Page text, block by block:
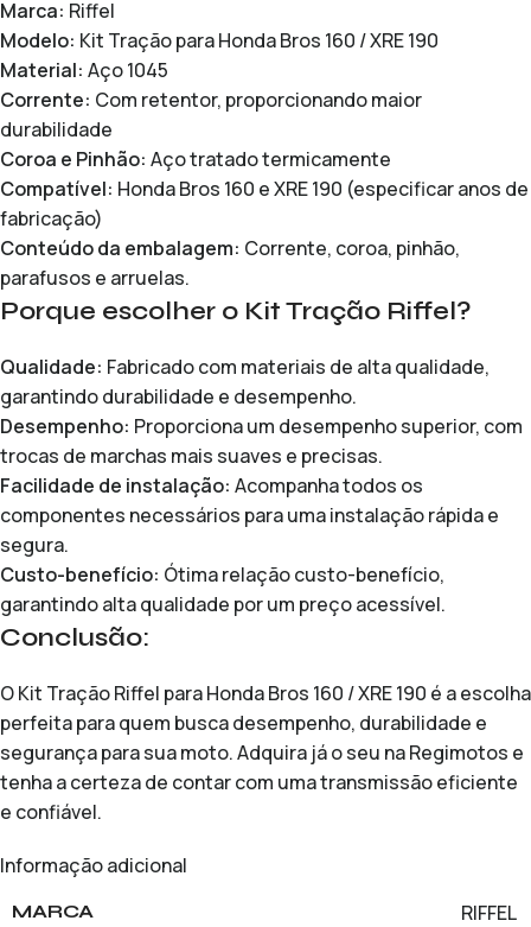
Marca: Riffel
Modelo: Kit Tração para Honda Bros 160 / XRE 190
Material: Aço 1045
Corrente: Com retentor, proporcionando maior
durabilidade
Coroa e Pinhão: Aço tratado termicamente
Compatível: Honda Bros 160 e XRE 190 (especificar anos de
fabricação)
Conteúdo da embalagem: Corrente, coroa, pinhão,
parafusos e arruelas.
Porque escolher o Kit Tração Riffel?
Qualidade: Fabricado com materiais de alta qualidade,
garantindo durabilidade e desempenho.
Desempenho: Proporciona um desempenho superior, com
trocas de marchas mais suaves e precisas.
Facilidade de instalação: Acompanha todos os
componentes necessários para uma instalação rápida e
segura.
Custo-benefício: Ótima relação custo-benefício,
garantindo alta qualidade por um preço acessível.
Conclusão:
O Kit Tração Riffel para Honda Bros 160 / XRE 190 é a escolha
perfeita para quem busca desempenho, durabilidade e
segurança para sua moto. Adquira já o seu na Regimotos e
tenha a certeza de contar com uma transmissão eficiente
e confiável.
Informação adicional
MARCA RIFFEL